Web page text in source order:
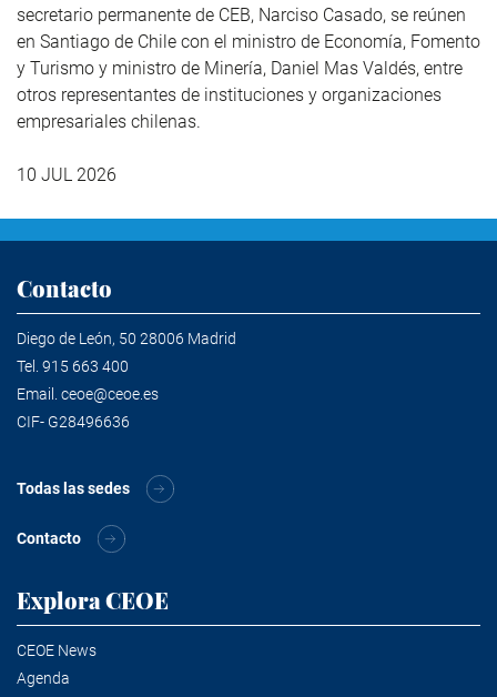
secretario permanente de CEB, Narciso Casado, se reúnen
en Santiago de Chile con el ministro de Economía, Fomento
y Turismo y ministro de Minería, Daniel Mas Valdés, entre
otros representantes de instituciones y organizaciones
empresariales chilenas.
10 JUL 2026
Contacto
Diego de León, 50 28006 Madrid
Tel. 915 663 400
Email. ceoe@ceoe.es
CIF- G28496636
Todas las sedes
Contacto
Explora CEOE
CEOE News
Agenda